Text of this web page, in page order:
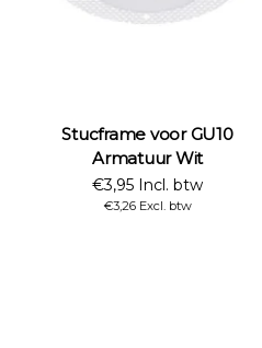
Stucframe voor GU10
Armatuur Wit
€3,95 Incl. btw
€3,26 Excl. btw